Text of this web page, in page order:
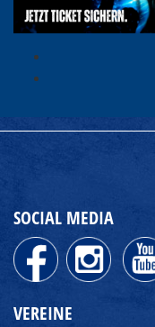
SOCIAL MEDIA
VEREINE